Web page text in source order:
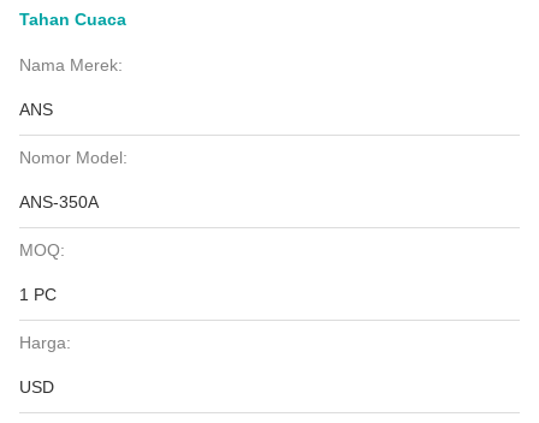
Tahan Cuaca
Nama Merek:
ANS
Nomor Model:
ANS-350A
MOQ:
1 PC
Harga:
USD